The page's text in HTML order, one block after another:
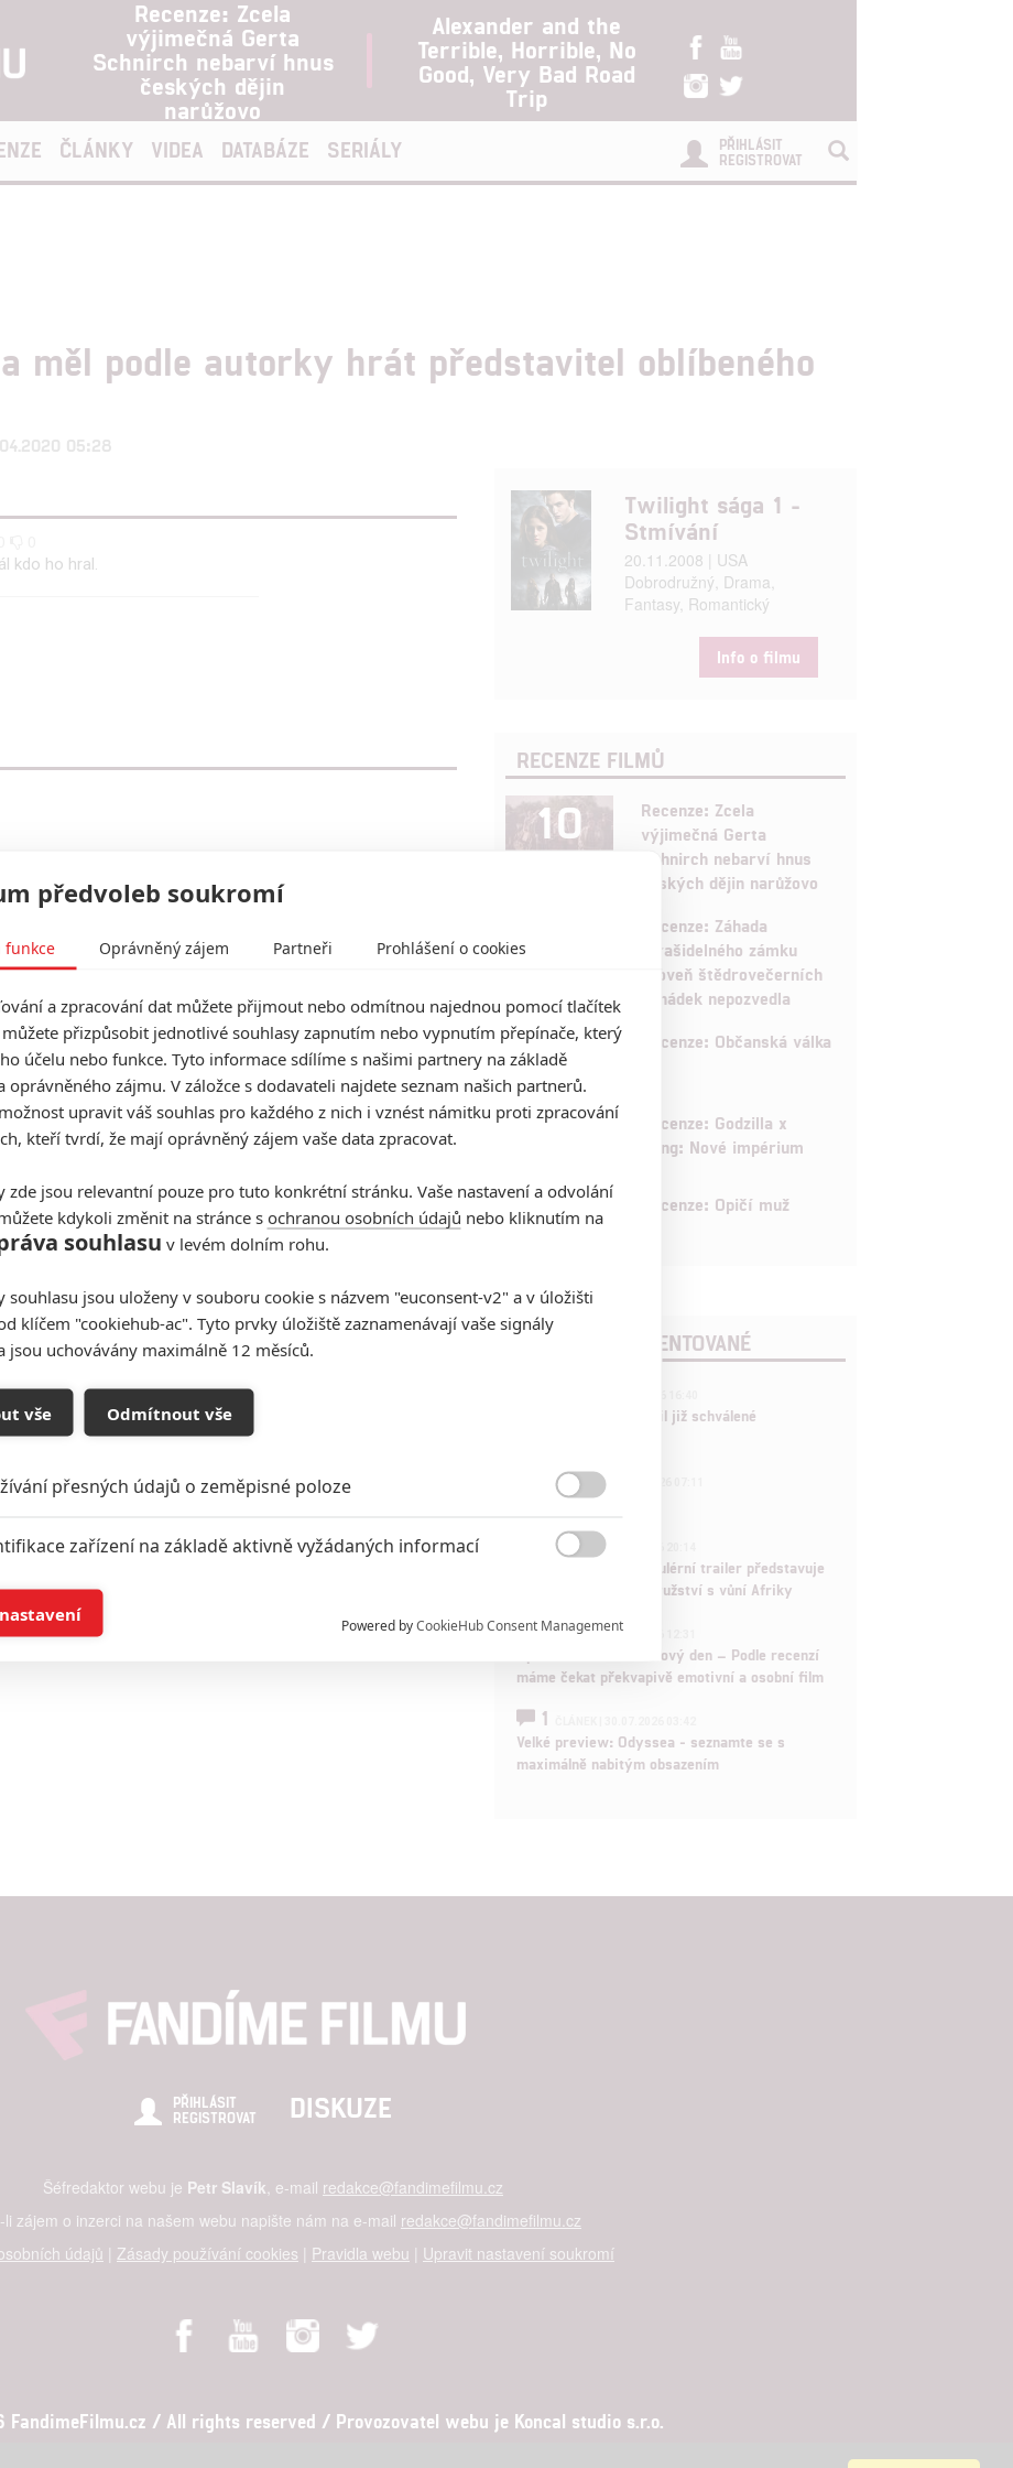
Recenze: Zcela
výjimečná Gerta
Schnirch nebarví hnus
českých dějin
narůžovo
Alexander and the
Terrible, Horrible, No
Good, Very Bad Road
Trip
ČLÁNKY VIDEA DATABÁZE SERIÁLY
PŘIHLÁSIT
REGISTROVAT
měl podle autorky hrát představitel oblíbeného
05:28
kdo ho hral.
Twilight sága 1 -
Stmívání
20.11.2008 | USA
Dobrodružný, Drama,
Fantasy, Romantický
Info o filmu
RECENZE FILMŮ
10
Recenze: Zcela
výjimečná Gerta
Schnirch nebarví hnus
českých dějin narůžovo
Recenze: Záhada
strašidelného zámku
úroveň štědrovečerních
pohádek nepozvedla
8 Recenze: Občanská válka
6
Recenze: Godzilla x
Kong: Nové impérium
8 Recenze: Opičí muž
POSLEDNÍ KOMENTOVANÉ
Marvel nečekaně zrušil již schválené
433FILM | 01.08.2026 07:11
拆彈專家
ČLÁNEK | 30.07.2026 20:14
Děti krve a kostí: Regulérní trailer představuje
akční fantasy dobrodružství s vůní Afriky
1ČLÁNEK | 30.07.2026 12:31
Spider-Man: Zbrusu nový den – Podle recenzí
máme čekat překvapivě emotivní a osobní film
1
Velké preview: Odyssea - seznamte se s
maximálně nabitým obsazením
PŘIHLÁSIT
REGISTROVAT
DISKUZE
Šéfredaktor webu je Petr Slavík , e-mail redakce@fandimefilmu.cz
li zájem o inzerci na našem webu napište nám na e-mail redakce@fandimefilmu.cz
údajů | Zásady používání cookies | Pravidla webu | Upravit nastavení soukromí
/ All rights reserved / Provozovatel webu je Koncal studio s.r.o.
předvoleb soukromí
funkce Oprávněný zájem Partneři Prohlášení o cookies
a zpracování dat můžete přijmout nebo odmítnou najednou pomocí tlačítek
přizpůsobit jednotlivé souhlasy zapnutím nebo vypnutím přepínače, který
účelu nebo funkce. Tyto informace sdílíme s našimi partnery na základě
oprávněného zájmu. V záložce s dodavateli najdete seznam našich partnerů.
upravit váš souhlas pro každého z nich i vznést námitku proti zpracování
kteří tvrdí, že mají oprávněný zájem vaše data zpracovat.
zde jsou relevantní pouze pro tuto konkrétní stránku. Vaše nastavení a odvolání
kdykoli změnit na stránce s ochranou osobních údajů nebo kliknutím na
souhlasu v levém dolním rohu.
souhlasu jsou uloženy v souboru cookie s názvem "euconsent-v2" a v úložišti
klíčem "cookiehub-ac". Tyto prvky úložiště zaznamenávají vaše signály
jsou uchovávány maximálně 12 měsíců.
vše Odmítnout vše
přesných údajů o zeměpisné poloze
zařízení na základě aktivně vyžádaných informací
a/nebo přístup k informacím v zařízení



Powered byCookieHub Consent Management